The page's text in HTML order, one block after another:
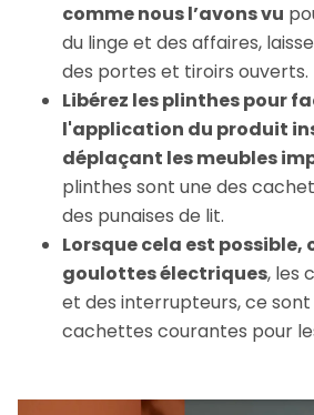
comme nous l’avons vu
du linge et des affaires,
des portes et tiroirs ouverts.
Libérez les plinthes pour
l'application du produit
déplaçant les meubles
plinthes sont une des
des punaises de lit.
Lorsque cela est possible,
goulottes électriques, les
et des interrupteurs, ce sont
cachettes courantes pour